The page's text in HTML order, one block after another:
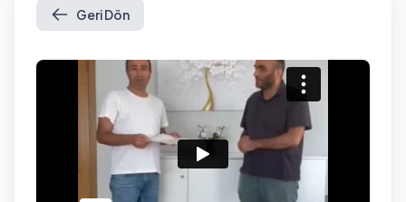
Geri Dön